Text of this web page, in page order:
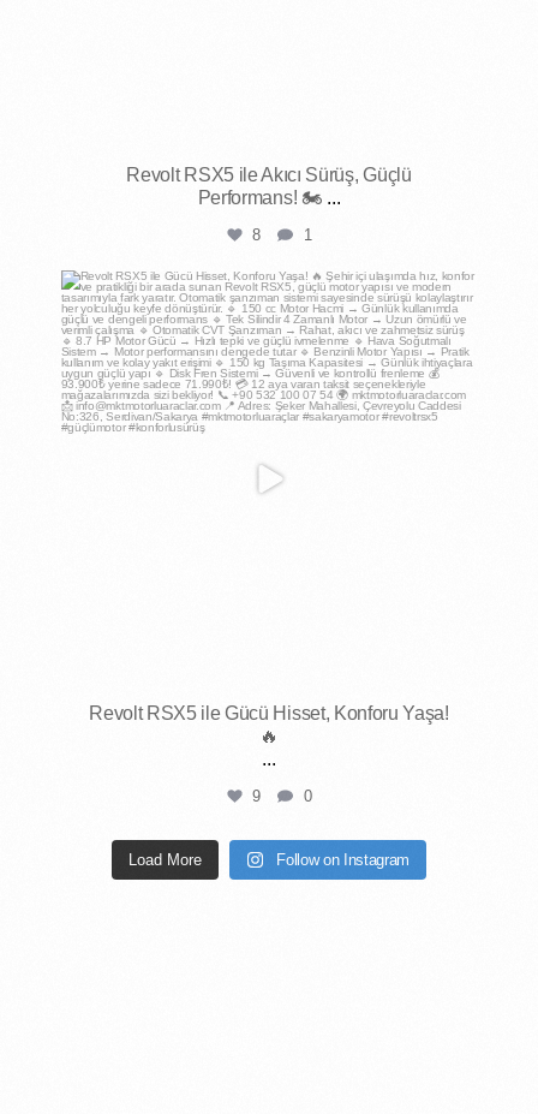
Revolt RSX5 ile Akıcı Sürüş, Güçlü
Performans! 🏍️ ...
8 1
mktmotorluaraclar
Mar 25
Revolt RSX5 ile Gücü Hisset, Konforu Yaşa!
🔥
...
9 0
Load More Follow on Instagram